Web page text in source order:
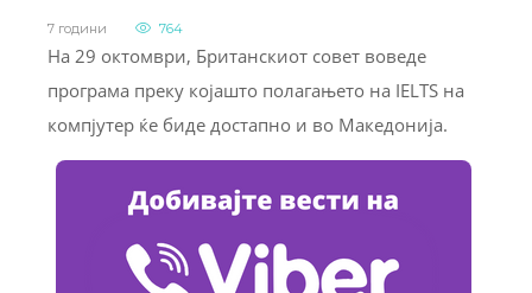
7 години 764
На 29 октомври, Британскиот совет воведе
програма преку којашто полагањето на IELTS на
компјутер ќе биде достапно и во Македонија.